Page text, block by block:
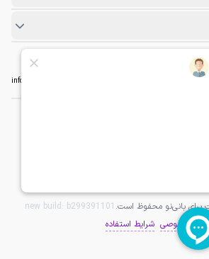
info@baninopc.com
بانی‌نو محفوظ است. new build: b299391101
خصوصی شرایط استفاده